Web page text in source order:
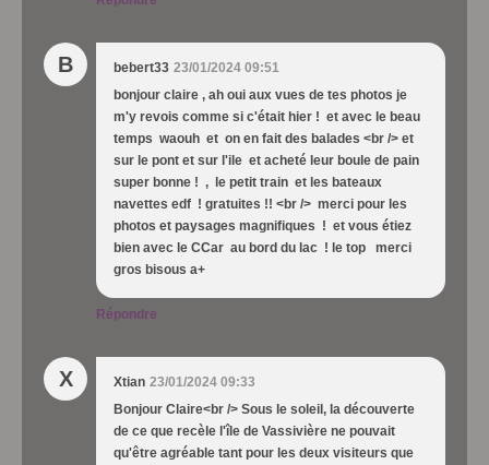
B bebert33 23/01/2024 09:51
bonjour claire , ah oui aux vues de tes photos je
m'y revois comme si c'était hier ! et avec le beau
temps waouh et on en fait des balades <br /> et
sur le pont et sur l'ile et acheté leur boule de pain
super bonne ! , le petit train et les bateaux
navettes edf ! gratuites !! <br /> merci pour les
photos et paysages magnifiques ! et vous étiez
bien avec le CCar au bord du lac ! le top merci
gros bisous a+
Répondre
X Xtian 23/01/2024 09:33
Bonjour Claire<br /> Sous le soleil, la découverte
de ce que recèle l'île de Vassivière ne pouvait
qu'être agréable tant pour les deux visiteurs que